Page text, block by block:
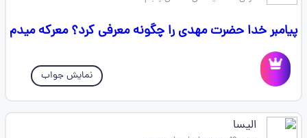
پیامبر خدا حضرت مهدی را چگونه معرفی کرد؟ معرکه میدم
نمایش جواب
الیسا